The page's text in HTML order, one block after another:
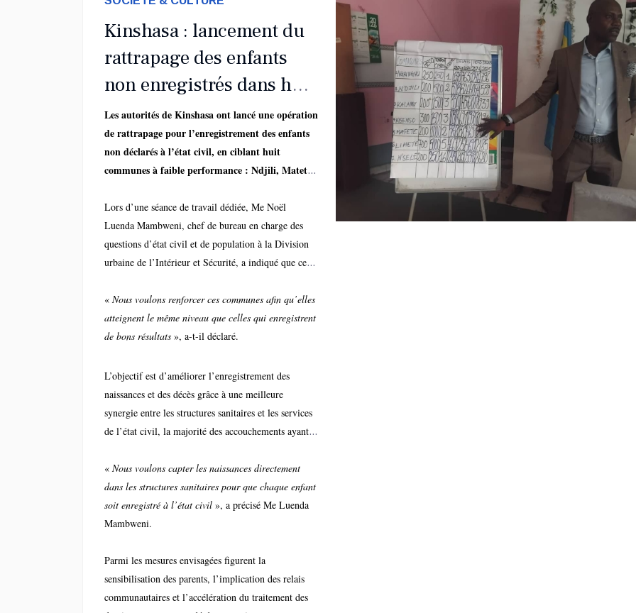
Kinshasa : lancement du
rattrapage des enfants
non enregistrés dans huit
communes
Les autorités de Kinshasa ont lancé une opération
de rattrapage pour l’enregistrement des enfants
non déclarés à l’état civil, en ciblant huit
communes à faible performance : Ndjili, Matete,
Nsele.
Lors d’une séance de travail dédiée, Me Noël
Luenda Mambweni, chef de bureau en charge des
questions d’état civil et de population à la Division
urbaine de l’Intérieur et Sécurité, a indiqué que cette
capitale, qui affiche pourtant un taux globalement
satisfaisant à l’échelle nationale.
« Nous voulons renforcer ces communes afin qu’elles
atteignent le même niveau que celles qui enregistrent
de bons résultats », a-t-il déclaré.
L’objectif est d’améliorer l’enregistrement des
naissances et des décès grâce à une meilleure
synergie entre les structures sanitaires et les services
de l’état civil, la majorité des accouchements ayant
« Nous voulons capter les naissances directement
dans les structures sanitaires pour que chaque enfant
soit enregistré à l’état civil », a précisé Me Luenda
Mambweni.
Parmi les mesures envisagées figurent la
sensibilisation des parents, l’implication des relais
communautaires et l’accélération du traitement des